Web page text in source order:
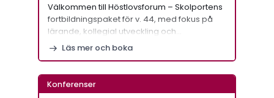
Välkommen till Höstlovsforum – Skolportens
fortbildningspaket för v. 44, med fokus på
lärande, kollegial utveckling och…
Läs mer och boka
Konferenser